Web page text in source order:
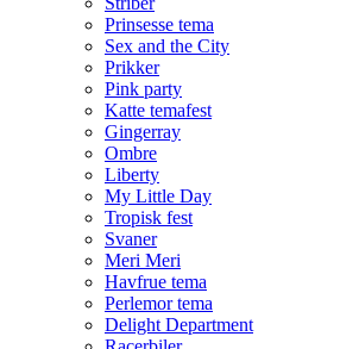
Prinsesse tema
Sex and the City
Prikker
Pink party
Katte temafest
Gingerray
Ombre
Liberty
My Little Day
Tropisk fest
Svaner
Meri Meri
Havfrue tema
Perlemor tema
Delight Department